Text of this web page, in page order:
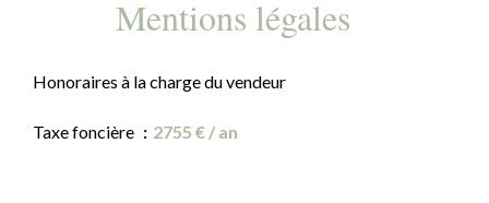
Mentions légales
Honoraires à la charge du vendeur
Taxe foncière 2755 € / an